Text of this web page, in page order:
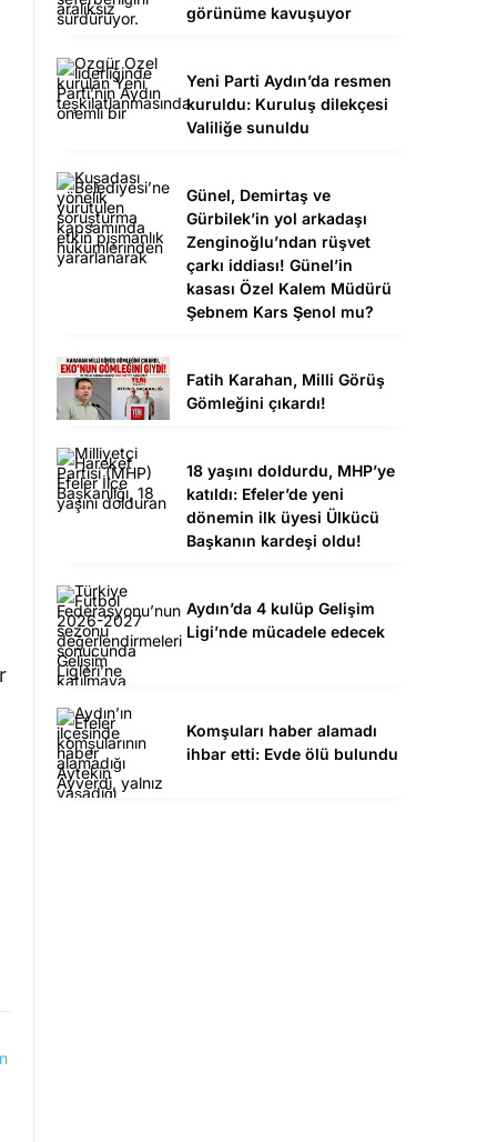
görünüme kavuşuyor
Yeni Parti Aydın’da resmen
kuruldu: Kuruluş dilekçesi
Valiliğe sunuldu
Günel, Demirtaş ve
Gürbilek’in yol arkadaşı
Zenginoğlu’ndan rüşvet
çarkı iddiası! Günel’in
kasası Özel Kalem Müdürü
Şebnem Kars Şenol mu?
Fatih Karahan, Milli Görüş
Gömleğini çıkardı!
18 yaşını doldurdu, MHP’ye
katıldı: Efeler’de yeni
dönemin ilk üyesi Ülkücü
Başkanın kardeşi oldu!
Aydın’da 4 kulüp Gelişim
Ligi’nde mücadele edecek
Komşuları haber alamadı
ihbar etti: Evde ölü bulundu